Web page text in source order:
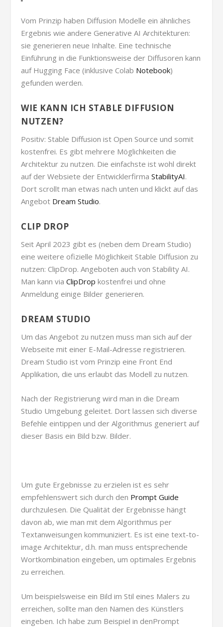
Vom Prinzip haben Diffusion Modelle ein ähnliches
Ergebnis wie andere Generative AI Architekturen:
sie generieren neue Inhalte. Eine technische
Einführung in die Funktionsweise der Diffusoren kann
auf Hugging Face (inklusive Colab Notebook)
gefunden werden.
WIE KANN ICH STABLE DIFFUSION
NUTZEN?
Positiv: Stable Diffusion ist Open Source und somit
kostenfrei. Es gibt mehrere Möglichkeiten die
Architektur zu nutzen. Die einfachste ist wohl direkt
auf der Websiete der EntwicklerfirmaStabilityAI.
Dort scrollt man etwas nach unten und klickt auf das
Angebot Dream Studio.
CLIP DROP
Seit April 2023 gibt es (neben dem Dream Studio)
eine weitere ofizielle Möglichkeit Stable Diffusion zu
nutzen: ClipDrop. Angeboten auch von Stability AI.
Man kann viaClipDropkostenfrei und ohne
Anmeldung einige Bilder generieren.
DREAM STUDIO
Um das Angebot zu nutzen muss man sich auf der
Webseite mit einer E-Mail-Adresse registrieren.
Dream Studio ist vom Prinzip eine Front End
Applikation, die uns erlaubt das Modell zu nutzen.
Nach der Registrierung wird man in die Dream
Studio Umgebung geleitet. Dort lassen sich diverse
Befehle eintippen und der Algorithmus generiert auf
dieser Basis ein Bild bzw. Bilder.
Um gute Ergebnisse zu erzielen ist es sehr
empfehlenswert sich durch den Prompt Guide
durchzulesen. Die Qualität der Ergebnisse hängt
davon ab, wie man mit dem Algorithmus per
Textanweisungen kommuniziert. Es ist eine text-to-
image Architektur, d.h. man muss entsprechende
Wortkombination eingeben, um optimales Ergebnis
zu erreichen.
Um beispielsweise ein Bild im Stil eines Malers zu
erreichen, sollte man den Namen des Künstlers
eingeben. Ich habe zum Beispiel in denPrompt